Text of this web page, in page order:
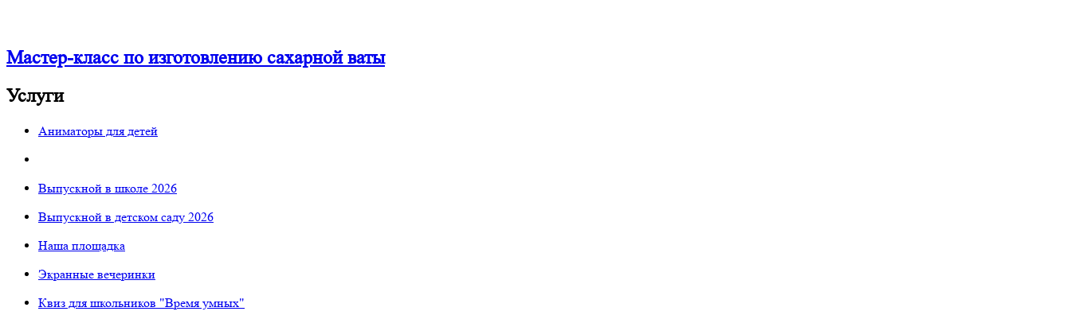
Мастер-класс по изготовлению сахарной ваты
Услуги
Аниматоры для детей
Выпускной в школе 2026
Выпускной в детском саду 2026
Наша площадка
Экранные вечеринки
Квиз для школьников "Время умных"